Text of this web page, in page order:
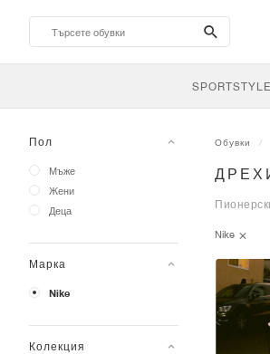
search-
btn
SPORTSTYLE
Пол
Мъже
Жени
Деца
Марка
Nike
Колекция
Обувки
Nike